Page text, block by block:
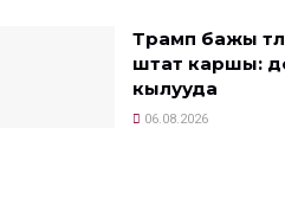
Трамп бажы
штат каршы:
кылууда
06.08.2026